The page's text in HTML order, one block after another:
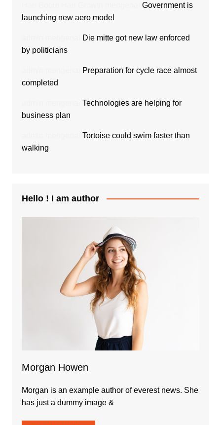
Government is
launching new aero model
Die mitte got new law enforced
by politicians
Preparation for cycle race almost
completed
Technologies are helping for
business plan
Tortoise could swim faster than
walking
Hello ! I am author
Morgan Howen
Morgan is an example author of everest news. She
has just a dummy image &